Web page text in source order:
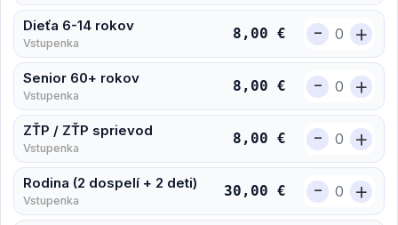
Dieťa 6-14 rokov
Vstupenka
8,00 € - +
Senior 60+ rokov
Vstupenka
8,00 € - +
ZŤP / ZŤP sprievod
Vstupenka
8,00 € - +
Rodina (2 dospelí + 2 deti)
Vstupenka
30,00 € - +